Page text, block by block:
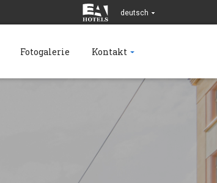
deutsch
Fotogalerie Kontakt